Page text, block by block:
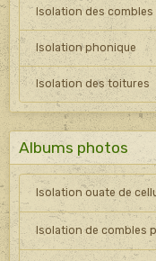
Isolation des combles
Isolation phonique
Isolation des toitures
Albums photos
Isolation ouate de
Isolation de combles